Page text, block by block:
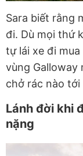
Sara biết rằng
đi. Dù mọi thứ
tự lái xe đi
vùng Galloway
chở rác nào tới
Lánh đời khi
nặng